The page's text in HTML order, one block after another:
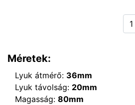
Méretek:
Lyuk átmérő: 36mm
Lyuk távolság: 20mm
Magasság: 80mm